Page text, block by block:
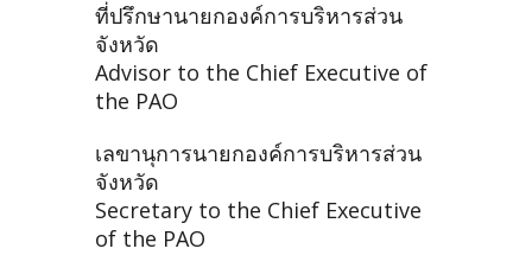
ที่ปรึกษานายกองค์การบริหารส่วน
จังหวัด
Advisor to the Chief Executive of
the PAO
เลขานุการนายกองค์การบริหารส่วน
จังหวัด
Secretary to the Chief Executive
of the PAO